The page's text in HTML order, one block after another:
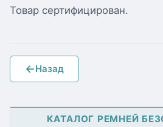
КАТАЛОГ РЕМНЕЙ
Товар сертифицирован.
←Назад